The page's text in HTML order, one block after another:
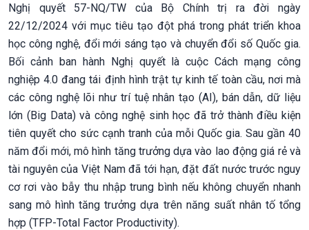
Nghị quyết 57-NQ/TW của Bộ Chính trị ra đời ngày
22/12/2024 với mục tiêu tạo đột phá trong phát triển khoa
học công nghệ, đổi mới sáng tạo và chuyển đổi số Quốc gia.
Bối cảnh ban hành Nghị quyết là cuộc Cách mạng công
nghiệp 4.0 đang tái định hình trật tự kinh tế toàn cầu, nơi mà
các công nghệ lõi như trí tuệ nhân tạo (AI), bán dẫn, dữ liệu
lớn (Big Data) và công nghệ sinh học đã trở thành điều kiện
tiên quyết cho sức cạnh tranh của mỗi Quốc gia. Sau gần 40
năm đổi mới, mô hình tăng trưởng dựa vào lao động giá rẻ và
tài nguyên của Việt Nam đã tới hạn, đặt đất nước trước nguy
cơ rơi vào bẫy thu nhập trung bình nếu không chuyển nhanh
sang mô hình tăng trưởng dựa trên năng suất nhân tố tổng
hợp (TFP-Total Factor Productivity).